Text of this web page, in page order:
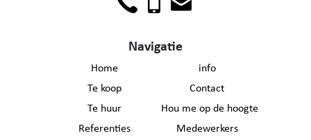
Navigatie
Home
Te koop
Te huur
Referenties
info
Contact
Hou me op de hoogte
Medewerkers